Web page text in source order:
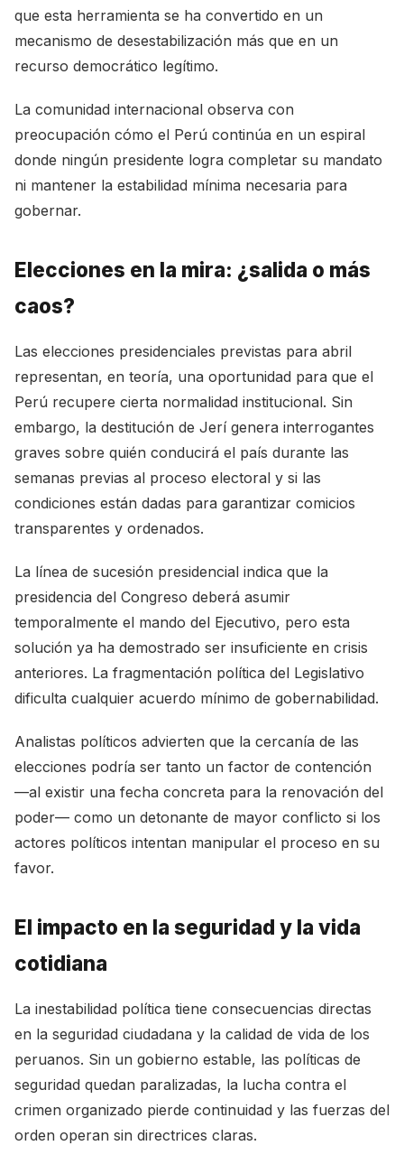
que esta herramienta se ha convertido en un
mecanismo de desestabilización más que en un
recurso democrático legítimo.
La comunidad internacional observa con
preocupación cómo el Perú continúa en un espiral
donde ningún presidente logra completar su mandato
ni mantener la estabilidad mínima necesaria para
gobernar.
Elecciones en la mira: ¿salida o más
caos?
Las elecciones presidenciales previstas para abril
representan, en teoría, una oportunidad para que el
Perú recupere cierta normalidad institucional. Sin
embargo, la destitución de Jerí genera interrogantes
graves sobre quién conducirá el país durante las
semanas previas al proceso electoral y si las
condiciones están dadas para garantizar comicios
transparentes y ordenados.
La línea de sucesión presidencial indica que la
presidencia del Congreso deberá asumir
temporalmente el mando del Ejecutivo, pero esta
solución ya ha demostrado ser insuficiente en crisis
anteriores. La fragmentación política del Legislativo
dificulta cualquier acuerdo mínimo de gobernabilidad.
Analistas políticos advierten que la cercanía de las
elecciones podría ser tanto un factor de contención
—al existir una fecha concreta para la renovación del
poder— como un detonante de mayor conflicto si los
actores políticos intentan manipular el proceso en su
favor.
El impacto en la seguridad y la vida
cotidiana
La inestabilidad política tiene consecuencias directas
en la seguridad ciudadana y la calidad de vida de los
peruanos. Sin un gobierno estable, las políticas de
seguridad quedan paralizadas, la lucha contra el
crimen organizado pierde continuidad y las fuerzas del
orden operan sin directrices claras.